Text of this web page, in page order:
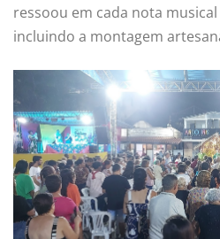
ressoou em cada nota
incluindo a montagem